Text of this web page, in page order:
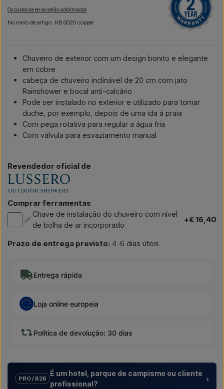
Os custos de envio serão adicionados
Número de artigo: HB 0020 copper
Chuveiro de exterior com um design bonito e elegante
em cobre
cabeça de chuveiro inclinável de 20 cm com jato
Rainshower e bocal anti-calcário
Pode ser instalado no exterior e utilizado para tomar
duche, por exemplo, depois de uma ida à praia
Com pega rotativa para regular a água fria
Com válvula para esvaziamento manual
Revendedor oficial de
Comprar ferramentas
Chave de instalação do chuveiro com nível
de bolha de ar incorporado
+€ 16,40
Prazo de entrega previsto: 4-6 dias úteis
Entrega rápida
Loja online europeia
Política de devolução: 30 dias
PRO / B2B
É um hotel, parque de campismo ou cliente
profissional?
›